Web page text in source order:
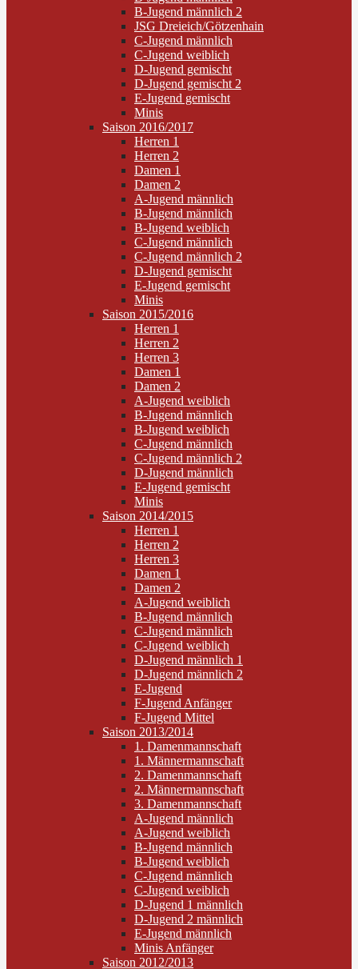
B-Jugend männlich 2
JSG Dreieich/Götzenhain
C-Jugend männlich
C-Jugend weiblich
D-Jugend gemischt
D-Jugend gemischt 2
E-Jugend gemischt
Minis
Saison 2016/2017
Herren 1
Herren 2
Damen 1
Damen 2
A-Jugend männlich
B-Jugend männlich
B-Jugend weiblich
C-Jugend männlich
C-Jugend männlich 2
D-Jugend gemischt
E-Jugend gemischt
Minis
Saison 2015/2016
Herren 1
Herren 2
Herren 3
Damen 1
Damen 2
A-Jugend weiblich
B-Jugend männlich
B-Jugend weiblich
C-Jugend männlich
C-Jugend männlich 2
D-Jugend männlich
E-Jugend gemischt
Minis
Saison 2014/2015
Herren 1
Herren 2
Herren 3
Damen 1
Damen 2
A-Jugend weiblich
B-Jugend männlich
C-Jugend männlich
C-Jugend weiblich
D-Jugend männlich 1
D-Jugend männlich 2
E-Jugend
F-Jugend Anfänger
F-Jugend Mittel
Saison 2013/2014
1. Damenmannschaft
1. Männermannschaft
2. Damenmannschaft
2. Männermannschaft
3. Damenmannschaft
A-Jugend männlich
A-Jugend weiblich
B-Jugend männlich
B-Jugend weiblich
C-Jugend männlich
C-Jugend weiblich
D-Jugend 1 männlich
D-Jugend 2 männlich
E-Jugend männlich
Minis Anfänger
Saison 2012/2013